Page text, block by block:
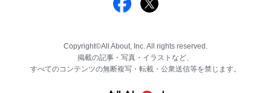
Copyright©All About, Inc. All rights reserved.
掲載の記事・写真・イラストなど、
すべてのコンテンツの無断複写・転載・公衆送信等を禁じます。